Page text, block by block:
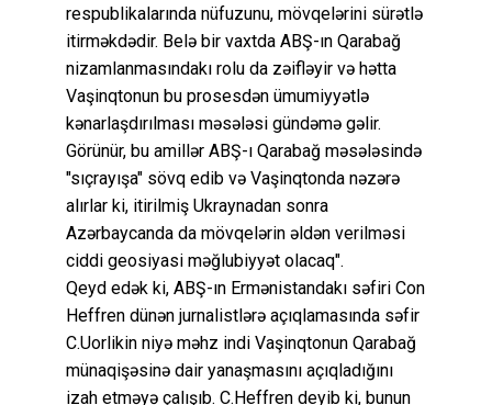
respublikalarında nüfuzunu, mövqelərini sürətlə
itirməkdədir. Belə bir vaxtda ABŞ-ın Qarabağ
nizamlanmasındakı rolu da zəifləyir və hətta
Vaşinqtonun bu prosesdən ümumiyyətlə
kənarlaşdırılması məsələsi gündəmə gəlir.
Görünür, bu amillər ABŞ-ı Qarabağ məsələsində
"sıçrayışa" sövq edib və Vaşinqtonda nəzərə
alırlar ki, itirilmiş Ukraynadan sonra
Azərbaycanda da mövqelərin əldən verilməsi
ciddi geosiyasi məğlubiyyət olacaq".
Qeyd edək ki, ABŞ-ın Ermənistandakı səfiri Con
Heffren dünən jurnalistlərə açıqlamasında səfir
C.Uorlikin niyə məhz indi Vaşinqtonun Qarabağ
münaqişəsinə dair yanaşmasını açıqladığını
izah etməyə çalışıb. C.Heffren deyib ki, bunun